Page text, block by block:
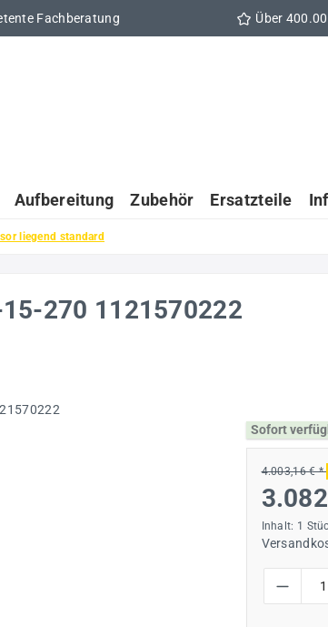
Fachberatung Über
Aufbereitung Zubehör Ersatzteile
liegend standard
270 1121570222
Sofort
4.003,16 € *
Inhalt: 1